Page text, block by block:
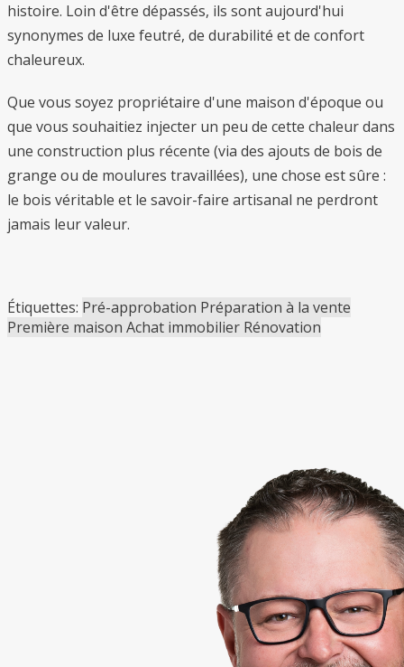
histoire. Loin d'être dépassés, ils sont aujourd'hui
synonymes de luxe feutré, de durabilité et de confort
chaleureux.
Que vous soyez propriétaire d'une maison d'époque ou
que vous souhaitiez injecter un peu de cette chaleur dans
une construction plus récente (via des ajouts de bois de
grange ou de moulures travaillées), une chose est sûre :
le bois véritable et le savoir-faire artisanal ne perdront
jamais leur valeur.
Étiquettes: Pré-approbation Préparation à la vente
Première maison Achat immobilier Rénovation